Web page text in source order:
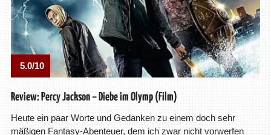
5.0/10
Review: Percy Jackson – Diebe im Olymp (Film)
Heute ein paar Worte und Gedanken zu einem doch sehr
mäßigen Fantasy-Abenteuer, dem ich zwar nicht vorwerfen